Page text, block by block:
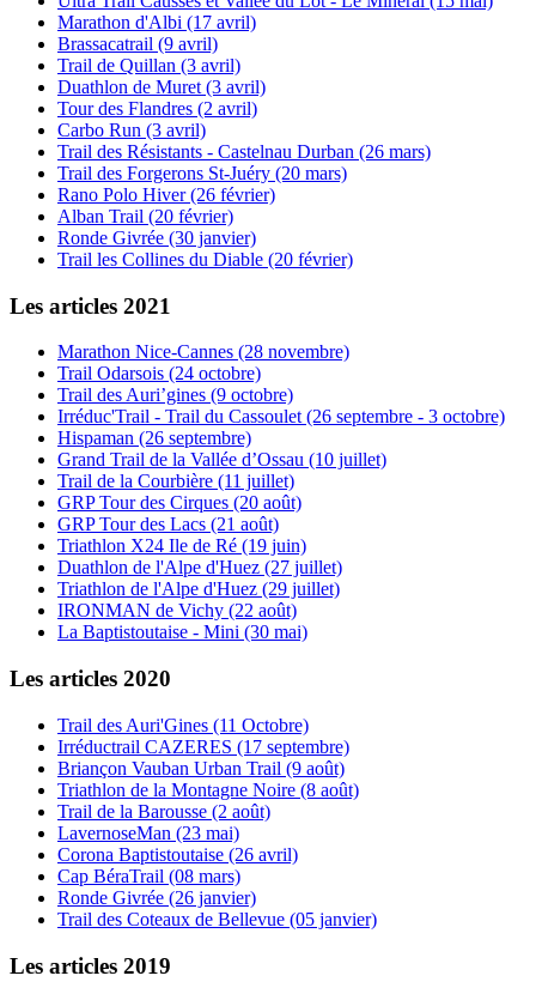
Marathon d'Albi (17 avril)
Brassacatrail (9 avril)
Trail de Quillan (3 avril)
Duathlon de Muret (3 avril)
Tour des Flandres (2 avril)
Carbo Run (3 avril)
Trail des Résistants - Castelnau Durban (26 mars)
Trail des Forgerons St-Juéry (20 mars)
Rano Polo Hiver (26 février)
Alban Trail (20 février)
Ronde Givrée (30 janvier)
Trail les Collines du Diable (20 février)
Les articles 2021
Marathon Nice-Cannes (28 novembre)
Trail Odarsois (24 octobre)
Trail des Auri’gines (9 octobre)
Irréduc'Trail - Trail du Cassoulet (26 septembre - 3 octobre)
Hispaman (26 septembre)
Grand Trail de la Vallée d’Ossau (10 juillet)
Trail de la Courbière (11 juillet)
GRP Tour des Cirques (20 août)
GRP Tour des Lacs (21 août)
Triathlon X24 Ile de Ré (19 juin)
Duathlon de l'Alpe d'Huez (27 juillet)
Triathlon de l'Alpe d'Huez (29 juillet)
IRONMAN de Vichy (22 août)
La Baptistoutaise - Mini (30 mai)
Les articles 2020
Trail des Auri'Gines (11 Octobre)
Irréductrail CAZERES (17 septembre)
Briançon Vauban Urban Trail (9 août)
Triathlon de la Montagne Noire (8 août)
Trail de la Barousse (2 août)
LavernoseMan (23 mai)
Corona Baptistoutaise (26 avril)
Cap BéraTrail (08 mars)
Ronde Givrée (26 janvier)
Trail des Coteaux de Bellevue (05 janvier)
Les articles 2019